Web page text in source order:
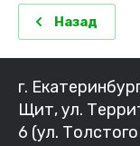
Назад
г.
Щит, ул.
6 (ул.